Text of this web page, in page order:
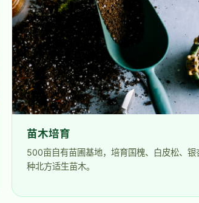
苗木培育
500亩自有苗圃基地，培育国槐、白皮松、银
种北方适生苗木。